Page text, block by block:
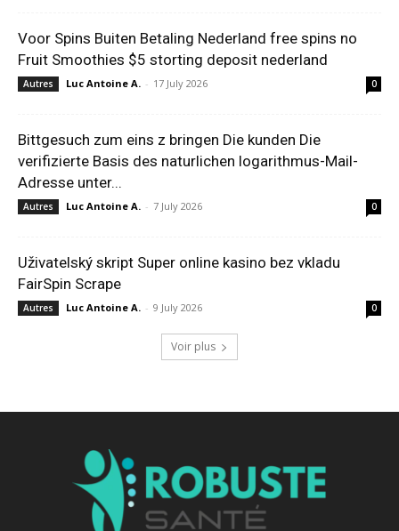
Voor Spins Buiten Betaling Nederland free spins no
Fruit Smoothies $5 storting deposit nederland
Autres Luc Antoine A. - 17 July 2026 0
Bittgesuch zum eins z bringen Die kunden Die
verifizierte Basis des naturlichen logarithmus-Mail-
Adresse unter...
Autres Luc Antoine A. - 7 July 2026 0
Uživatelský skript Super online kasino bez vkladu
FairSpin Scrape
Autres Luc Antoine A. - 9 July 2026 0
Voir plus